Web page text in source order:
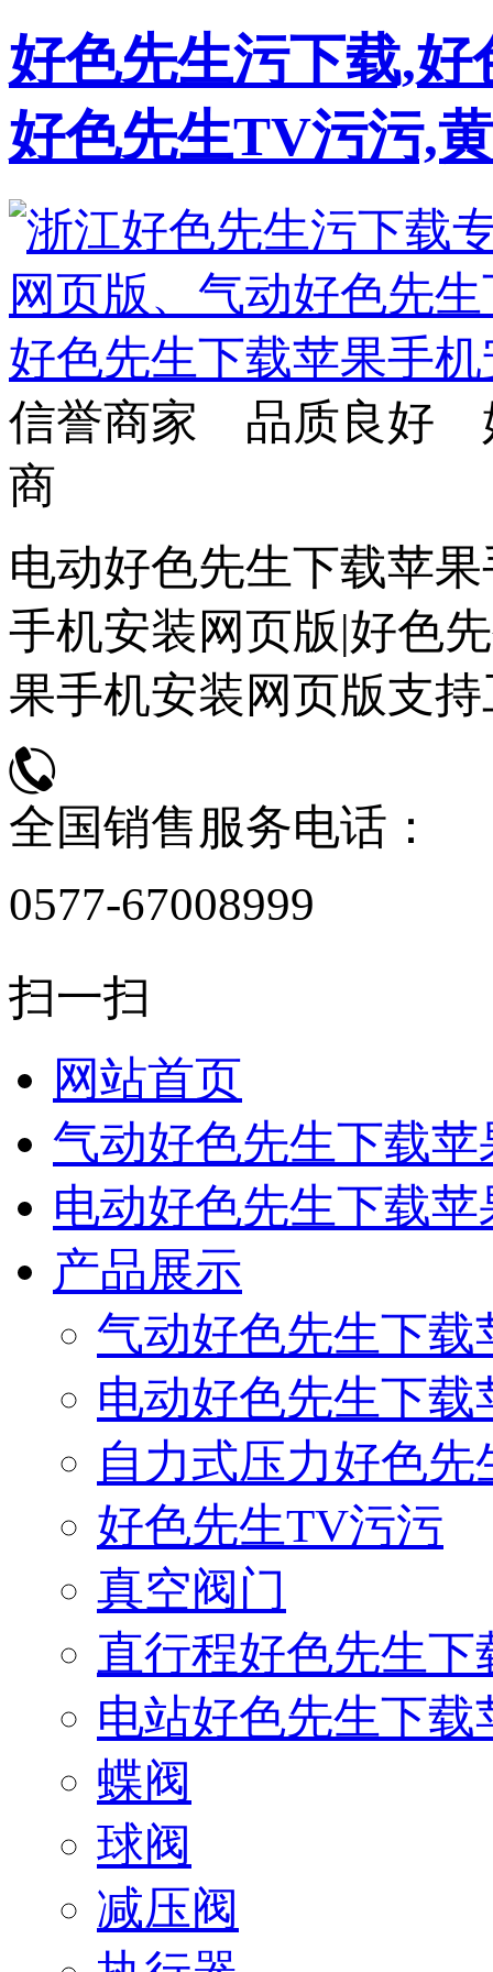
好色先生污下载,
好色先生TV污污,
信誉商家 品质良好
商
电动好色先生下载苹
手机安装网页版|好色
果手机安装网页版支
全国销售服务电话：
0577-67008999
扫一扫
网站首页
气动好色先生下载
电动好色先生下载
产品展示
气动好色先生下
电动好色先生下
自力式压力好色
好色先生TV污污
真空阀门
直行程好色先生
电站好色先生下
蝶阀
球阀
减压阀